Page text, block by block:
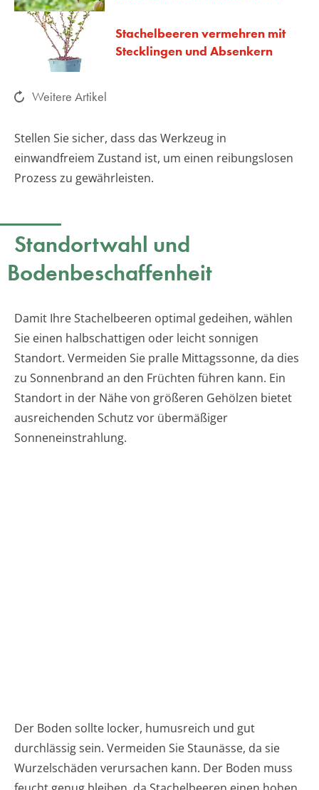
Stachelbeeren vermehren mit
Stecklingen und Absenkern
Weitere Artikel
Stellen Sie sicher, dass das Werkzeug in
einwandfreiem Zustand ist, um einen reibungslosen
Prozess zu gewährleisten.
Standortwahl und
Bodenbeschaffenheit
Damit Ihre Stachelbeeren optimal gedeihen, wählen
Sie einen halbschattigen oder leicht sonnigen
Standort. Vermeiden Sie pralle Mittagssonne, da dies
zu Sonnenbrand an den Früchten führen kann. Ein
Standort in der Nähe von größeren Gehölzen bietet
ausreichenden Schutz vor übermäßiger
Sonneneinstrahlung.
Der Boden sollte locker, humusreich und gut
durchlässig sein. Vermeiden Sie Staunässe, da sie
Wurzelschäden verursachen kann. Der Boden muss